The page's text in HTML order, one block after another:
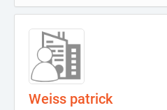
Weiss patrick